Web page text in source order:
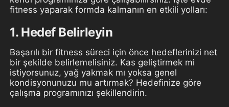
fitness yaparak formda kalmanın en etkili yolları:
1. Hedef Belirleyin
Başarılı bir fitness süreci için önce hedeflerinizi net
bir şekilde belirlemelisiniz. Kas geliştirmek mi
istiyorsunuz, yağ yakmak mı yoksa genel
kondisyonunuzu mu artırmak? Hedefinize göre
çalışma programınızı şekillendirin.